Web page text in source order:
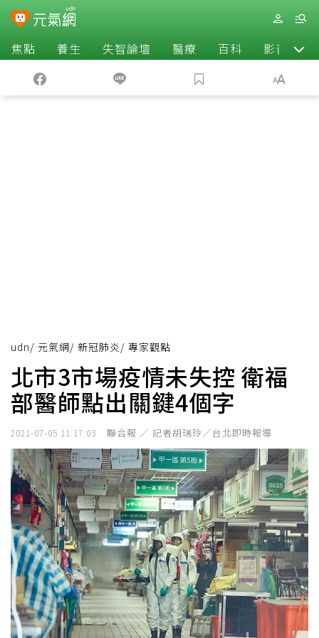
焦點 養生 失智論壇 醫療 百科 影音
udn/ 元氣網/ 新冠肺炎 / 專家觀點
北市3市場疫情未失控 衛福
部醫師點出關鍵4個字
2021-07-05 11:17:03 聯合報 ／ 記者胡瑞玲／台北即時報導